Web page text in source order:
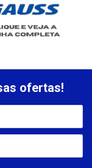
ofertas!